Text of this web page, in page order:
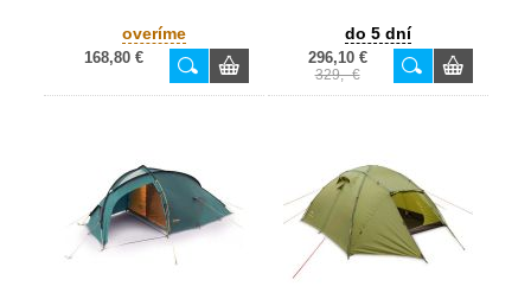
overíme
168,80 €
do 5 dní
296,10 €
329,- €